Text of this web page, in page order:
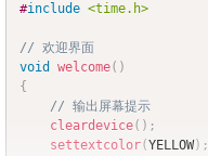
#include <time.h>
// 欢迎界面
void
welcome( )
{
// 输出屏幕提示
cleardevice( ) ;
settextcolor(YELLOW) ;